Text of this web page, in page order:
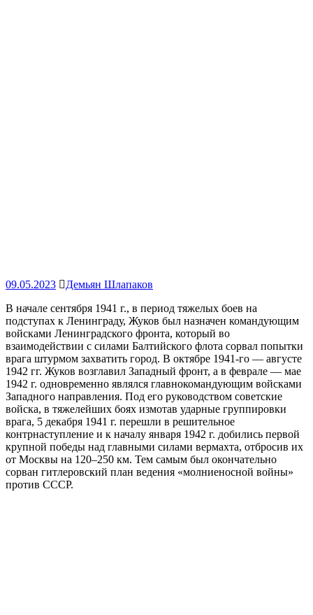
09.05.2023
Демьян Шлапаков
В начале сентября 1941 г., в период тяжелых боев на
подступах к Ленинграду, Жуков был назначен командующим
войсками Ленинградского фронта, который во
взаимодействии с силами Балтийского флота сорвал попытки
врага штурмом захватить город. В октябре 1941-го — августе
1942 гг. Жуков возглавил Западный фронт, а в феврале — мае
1942 г. одновременно являлся главнокомандующим войсками
Западного направления. Под его руководством советские
войска, в тяжелейших боях измотав ударные группировки
врага, 5 декабря 1941 г. перешли в решительное
контрнаступление и к началу января 1942 г. добились первой
крупной победы над главными силами вермахта, отбросив их
от Москвы на 120–250 км. Тем самым был окончательно
сорван гитлеровский план ведения «молниеносной войны»
против СССР.